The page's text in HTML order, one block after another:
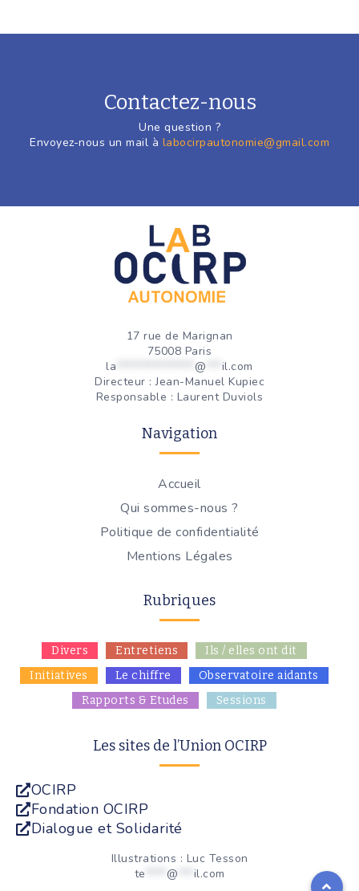
Contactez-nous
Une question ?
Envoyez-nous un mail à labocirpautonomie@gmail.com
17 rue de Marignan
75008 Paris
la
@
il.com
Directeur : Jean-Manuel Kupiec
Responsable : Laurent Duviols
Navigation
Accueil
Qui sommes-nous ?
Politique de confidentialité
Mentions Légales
Rubriques
Divers Entretiens
Ils / elles ont dit
Initiatives
Le chiffre
Observatoire aidants
Rapports & Etudes
Sessions
Les sites de l’Union OCIRP
OCIRP
Fondation OCIRP
Dialogue et Solidarité
Illustrations : Luc Tesson
te
@ il.com